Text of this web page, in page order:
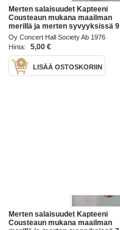
Merten salaisuudet Kapteeni
Cousteaun mukana maailman
merillä ja merten syvyyksissä 9
/77
Oy Concert Hall Society Ab 1976
Hinta:
5,00 €
LISÄÄ OSTOSKORIIN
Merten salaisuudet Kapteeni
Cousteaun mukana maailman